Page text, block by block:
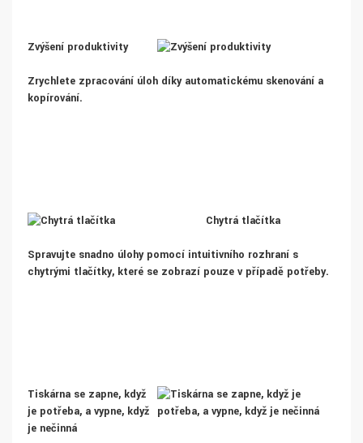
Zvýšení produktivity
Zrychlete zpracování úloh díky automatickému skenování a
kopírování.
Chytrá tlačítka
Spravujte snadno úlohy pomocí intuitivního rozhraní s
chytrými tlačítky, které se zobrazí pouze v případě potřeby.
Tiskárna se zapne, když
je potřeba, a vypne, když
je nečinná